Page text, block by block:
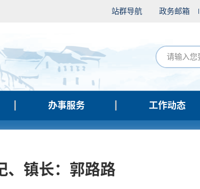
站群导航 政务邮箱
办事服务 工作动态
、镇长：郭路路